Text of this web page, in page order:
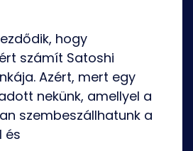
hogy
számít Satoshi
Azért, mert egy
nekünk, amellyel a
szembeszállhatunk a
és